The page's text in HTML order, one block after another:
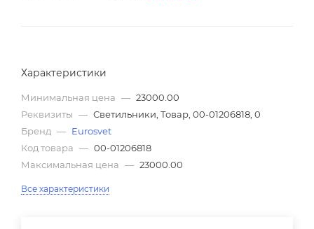
Характеристики
Минимальная цена — 23000.00
Реквизиты — Светильники, Товар, 00-01206818, 0
Бренд — Eurosvet
Код товара — 00-01206818
Максимальная цена — 23000.00
Все характеристики